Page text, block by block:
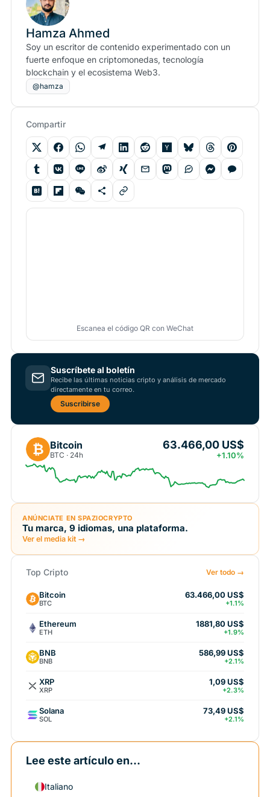
Hamza Ahmed
Soy un escritor de contenido experimentado con un
fuerte enfoque en criptomonedas, tecnología
blockchain y el ecosistema Web3.
@hamza
Compartir
Escanea el código QR con WeChat
Suscríbete al boletín
Recibe las últimas noticias cripto y análisis de mercado
directamente en tu correo.
Suscribirse
₿ Bitcoin
BTC · 24h
63.466,00 US$
+1.10%
ANÚNCIATE EN SPAZIOCRYPTO
Tu marca, 9 idiomas, una plataforma.
Ver el media kit →
Top Cripto Ver todo →
Bitcoin
BTC
63.466,00 US$
+1.1%
Ethereum
ETH
1881,80 US$
+1.9%
BNB
BNB
586,99 US$
+2.1%
XRP
XRP
1,09 US$
+2.3%
Solana
SOL
73,49 US$
+2.1%
Lee este artículo en...
Italiano